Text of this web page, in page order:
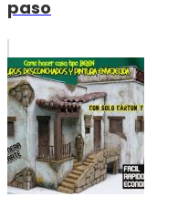
paso